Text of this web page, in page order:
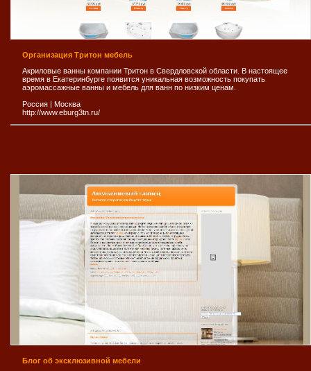
Организация Тритон мебель
Акриловые ванны компании Тритон в Свердловской области. В настоящее
время в Екатеринбурге появится уникальная возможность покупать
аэромассажные ванны и мебель для ванн по низким ценам.
Россия | Москва
http://www.eburg3tn.ru/
Блог об эксклюзивной мебели